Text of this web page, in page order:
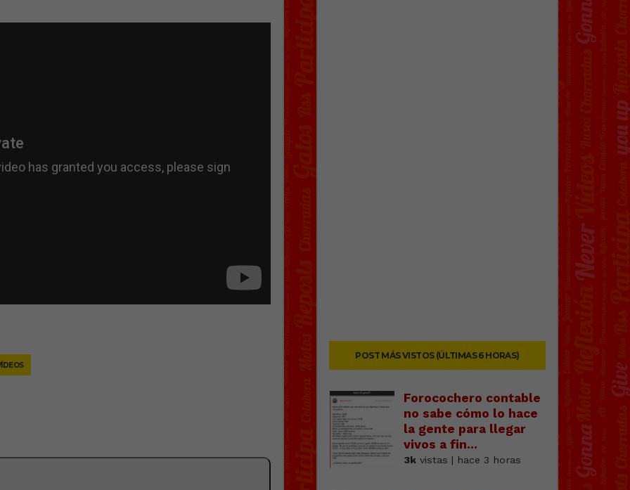
POST MÁS VISTOS (ÚLTIMAS 6 HORAS)
Forocochero contable
no sabe cómo lo hace
la gente para llegar
vivos a fin...
3kvistas | hace 3 horas